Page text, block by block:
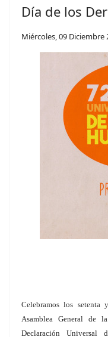
Día de los
Miércoles, 09 Diciembre
Celebramos los setenta
Asamblea General
Declaración Universal